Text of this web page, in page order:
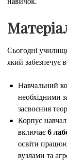
Сьогодні
який забезпечує
Навчальний
необхідними
засвоєння
Корпус
включає 6
освіти
вузлами та